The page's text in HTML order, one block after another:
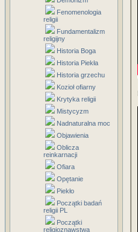
Fenomenologia
religii
Fundamentalizm
religijny
Historia Boga
Historia Piekła
Historia grzechu
Kozioł ofiarny
Krytyka religii
Mistycyzm
Nadnaturalna moc
Objawienia
Oblicza
reinkarnacji
Ofiara
Opętanie
Piekło
Początki badań
religii PL
Początki
religioznawstwa